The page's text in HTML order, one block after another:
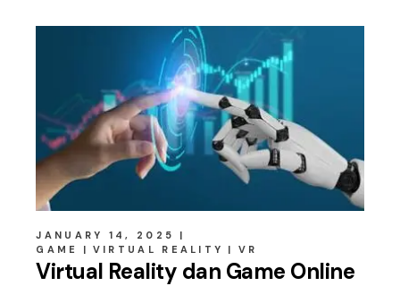
JANUARY 14, 2025
GAME
VIRTUAL REALITY VR
Virtual Reality dan Game Online